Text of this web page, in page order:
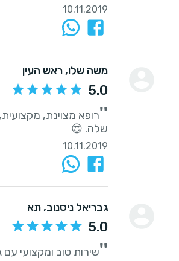
10.11.2019
משה שלו, ראש העין
5.0
''רופא מצוינת,
שלה. 😍
10.11.2019
גבריאל ניסנוב, תא
5.0
''שירות טוב ומקצועי